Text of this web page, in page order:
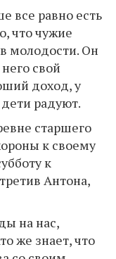
все равно есть
что чужие
молодости. Он
свой
доход, у
радуют.
старшего
к своему
к
Антона,
на нас,
же знает, что